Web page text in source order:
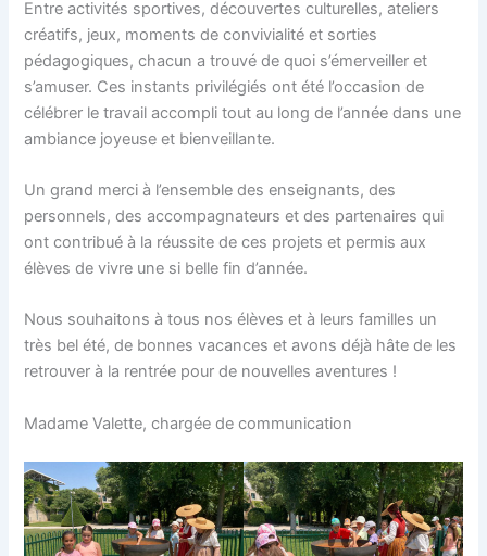
Entre activités sportives, découvertes culturelles, ateliers
créatifs, jeux, moments de convivialité et sorties
pédagogiques, chacun a trouvé de quoi s’émerveiller et
s’amuser. Ces instants privilégiés ont été l’occasion de
célébrer le travail accompli tout au long de l’année dans une
ambiance joyeuse et bienveillante.
Un grand merci à l’ensemble des enseignants, des
personnels, des accompagnateurs et des partenaires qui
ont contribué à la réussite de ces projets et permis aux
élèves de vivre une si belle fin d’année.
Nous souhaitons à tous nos élèves et à leurs familles un
très bel été, de bonnes vacances et avons déjà hâte de les
retrouver à la rentrée pour de nouvelles aventures !
Madame Valette, chargée de communication